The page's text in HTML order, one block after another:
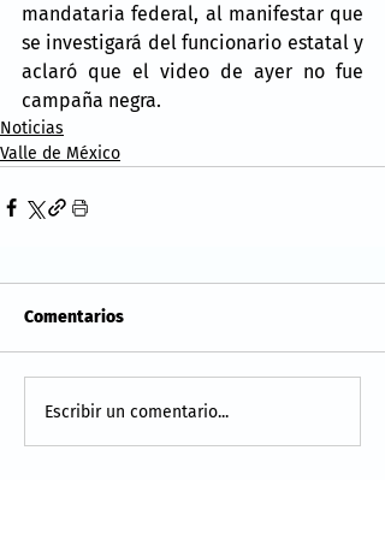
mandataria federal, al manifestar que
se investigará del funcionario estatal y
aclaró que el video de ayer no fue
campaña negra.
Noticias
Valle de México
Comentarios
Escribir un comentario...